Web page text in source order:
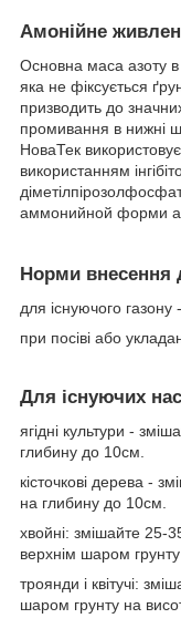
Амонійне
Основна маса азоту в
яка не фіксується
призводить до
промивання в нижні
НоваТек
використанням
аммонийной форми
Норми внесення
для існуючого газону
при посіві або
Для існуючих
ягідні культури -
глибину до 10см.
кісточкові дерева -
на глибину до 10см.
хвойні: змішайте 25-
верхнім шаром
троянди і квітучі:
шаром грунту на